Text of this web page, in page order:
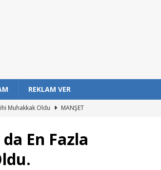
REKLAM VER
Muhakkak Oldu
MANŞET
İhtimali En Yüksek 7 Gezegen Açıklandı
En Fazla